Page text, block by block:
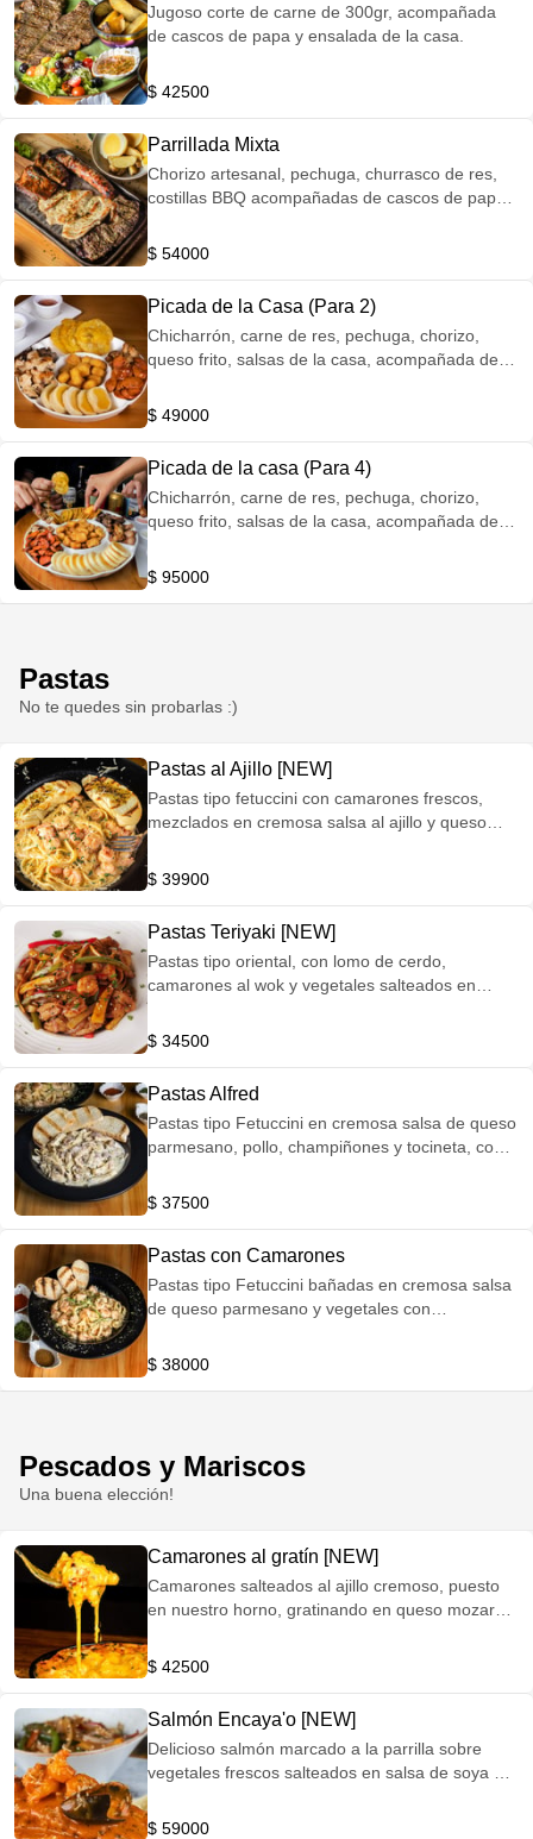
Jugoso corte de carne de 300gr, acompañada
de cascos de papa y ensalada de la casa.
$ 42500
Parrillada Mixta
Chorizo artesanal, pechuga, churrasco de res,
costillas BBQ acompañadas de cascos de papa y
$ 54000
Picada de la Casa (Para 2)
Chicharrón, carne de res, pechuga, chorizo,
queso frito, salsas de la casa, acompañada de
$ 49000
Picada de la casa (Para 4)
Chicharrón, carne de res, pechuga, chorizo,
queso frito, salsas de la casa, acompañada de
$ 95000
Pastas
No te quedes sin probarlas :)
Pastas al Ajillo [NEW]
Pastas tipo fetuccini con camarones frescos,
mezclados en cremosa salsa al ajillo y queso
$ 39900
Pastas Teriyaki [NEW]
Pastas tipo oriental, con lomo de cerdo,
camarones al wok y vegetales salteados en
$ 34500
Pastas Alfred
Pastas tipo Fetuccini en cremosa salsa de queso
parmesano, pollo, champiñones y tocineta, con
$ 37500
Pastas con Camarones
Pastas tipo Fetuccini bañadas en cremosa salsa
de queso parmesano y vegetales con
horno.
$ 38000
Pescados y Mariscos
Una buena elección!
Camarones al gratín [NEW]
Camarones salteados al ajillo cremoso, puesto
en nuestro horno, gratinando en queso mozarela
$ 42500
Salmón Encaya'o [NEW]
Delicioso salmón marcado a la parrilla sobre
vegetales frescos salteados en salsa de soya al
de camarones al ají amarillo acompañado de
$ 59000